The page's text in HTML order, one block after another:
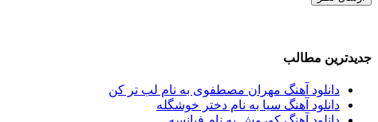
جدیدترین مطالب
دانلود آهنگ مهران مصطفوی به نام لب تر کن
دانلود آهنگ سیا به نام دختر خوشگله